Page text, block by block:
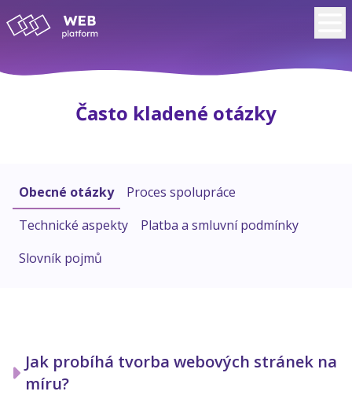
Často kladené otázky
Obecné otázky
Proces spolupráce
Technické aspekty
Platba a smluvní podmínky
Slovník pojmů
Jak probíhá tvorba webových stránek na
míru?